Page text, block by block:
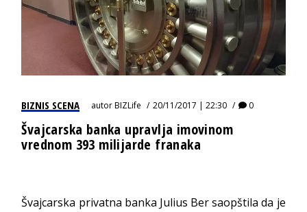
BIZNIS SCENA autorBIZLife 20/11/2017 | 22:30 0
Švajcarska banka upravlja imovinom
vrednom 393 milijarde franaka
Švajcarska privatna banka Julius Ber saopštila da je